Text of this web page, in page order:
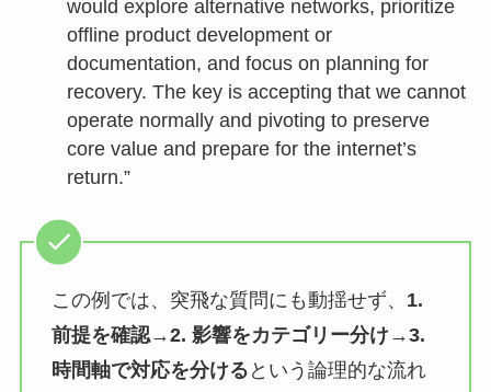
would explore alternative networks, prioritize
offline product development or
documentation, and focus on planning for
recovery. The key is accepting that we cannot
operate normally and pivoting to preserve
core value and prepare for the internet’s
return.”
この例では、突飛な質問にも動揺せず、 1.
前提を確認→2. 影響をカテゴリー分け→3.
時間軸で対応を分ける という論理的な流れ